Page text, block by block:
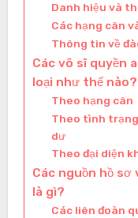
Danh hiệu và
Các hạng cân
Thông tin về
Các võ sĩ quyền
loại như thế nào?
Theo hạng cân
Theo tình
dư
Theo đại diện
Các nguồn hồ sơ
là gì?
Các liên đoàn